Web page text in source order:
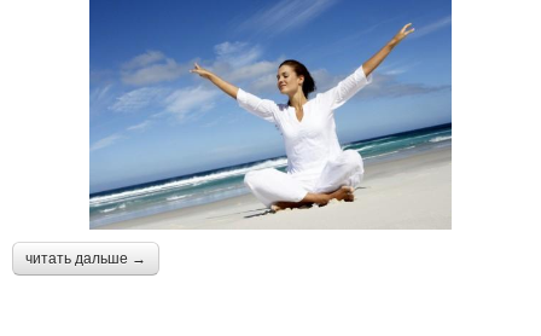
читать дальше →